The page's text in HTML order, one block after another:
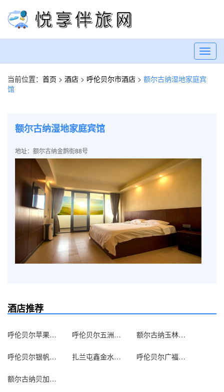
当前位置： 首页 > 酒店 > 呼伦贝尔市酒店 > 额尔古纳湿地家庭宾
馆
额尔古纳湿地家庭宾馆
地址：额尔古纳金鹊街88号
酒店推荐
呼伦贝尔苹果星宾馆 呼伦贝尔五洲地矿宾馆 额尔古纳玉林商务宾馆
呼伦贝尔银帆商务酒店 扎兰屯鑫金水湾宾馆 呼伦贝尔广福家庭宾馆
额尔古纳贝加尔会馆